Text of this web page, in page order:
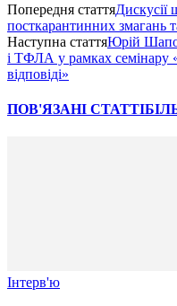
Попередня стаття
посткарантинних змагань
Наступна статтяЮрій
і ТФЛА у рамках семінару
відповіді»
ПОВ'ЯЗАНІ СТАТТІ
Інтерв'ю